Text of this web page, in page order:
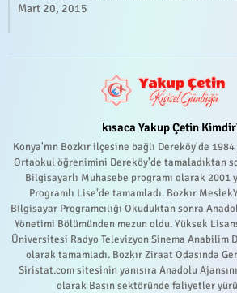
Mart 20, 2015
kısaca Yakup Çetin
Konya'nın Bozkır ilçesine bağlı Dereköy'de 1984
Ortaokul öğrenimini Dereköy'de tamaladıktan
Bilgisayarlı Muhasebe programı olarak 2001
Programlı Lise'de tamamladı. Bozkır
Bilgisayar Programcılığı Okuduktan sonra
Yönetimi Bölümünden mezun oldu. Yüksek
Üniversitesi Radyo Televizyon Sinema Anabilim
olarak tamamladı. Bozkır Ziraat Odasında
Siristat.com sitesinin yanısıra Anadolu
olarak Basın sektöründe faliyetler